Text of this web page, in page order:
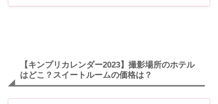
【キンプリカレンダー2023】撮影場所のホテル
はどこ？スイートルームの価格は？